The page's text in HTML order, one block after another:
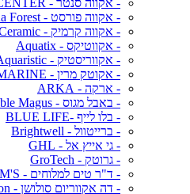
- אקווה סנטר - AQUA CENTER
- אקווה פורסט - Aqua Forest
- אקווה קרמיק - Aqua Ceramic
- אקווטיקס - Aquatix
- אקווריסטיק - Aquaristic
- אקוטק מרין - ECOTECH MARINE
- ארקה - ARKA
- באבל מגוס - Bubble Magus
- בלו לייף -BLUE LIFE
- ברייטוול - Brightwell
- גי אייץ אל - GHL
- גרוטק - GroTech
- ד"ר טים למלוחים - DR. TIM'S
- דה אקווריום סולושן - The Aquarium Solution